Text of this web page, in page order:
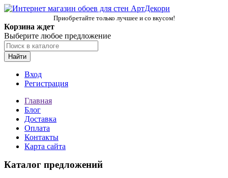
Приобретайте только лучшее и со вкусом!
Корзина ждет
Выберите любое предложение
Найти
Вход
Регистрация
Главная
Блог
Доставка
Оплата
Контакты
Карта сайта
Каталог предложений